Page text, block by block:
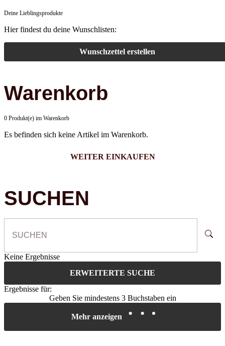
Deine Lieblingsprodukte
Hier findest du deine Wunschlisten:
Wunschzettel erstellen
Warenkorb
0 Produkt(e) im Warenkorb
Es befinden sich keine Artikel im Warenkorb.
WEITER EINKAUFEN
SUCHEN
Keine Ergebnisse
ERWEITERTE SUCHE
Ergebnisse für:
Geben Sie mindestens 3 Buchstaben ein
Mehr anzeigen